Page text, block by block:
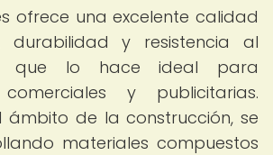
ofrece una excelente calidad
durabilidad y resistencia al
que lo hace ideal para
y publicitarias.
ámbito de la construcción, se
materiales compuestos